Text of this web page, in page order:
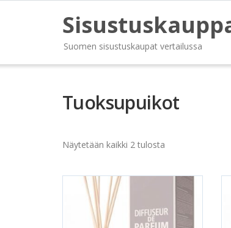
Suomen sisustuskaupat vertailussa
Tuoksupuikot
Näytetään kaikki 2 tulosta